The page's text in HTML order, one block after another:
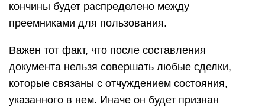
кончины будет распределено между
преемниками для пользования.
Важен тот факт, что после составления
документа нельзя совершать любые сделки,
которые связаны с отчуждением состояния,
указанного в нем. Иначе он будет признан